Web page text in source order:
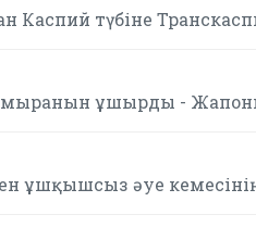
Каспий түбіне
ұшырды -
ұшқышсыз әуе